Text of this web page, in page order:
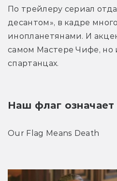
По трейлеру сериал
десантом», в кадре
инопланетянами. И
самом Мастере Чифе, но
спартанцах.
Наш флаг означает
Our Flag Means Death